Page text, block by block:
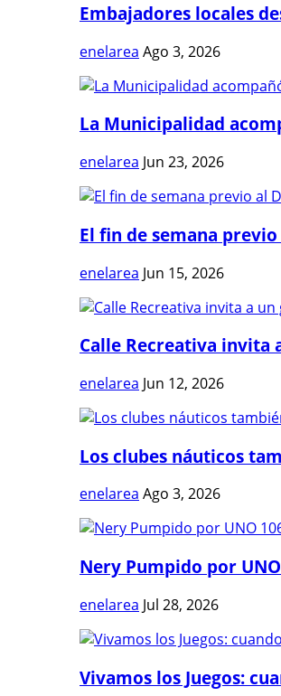
Embajadores locales
enelarea Ago 3, 2026
La Municipalidad
enelarea Jun 23, 2026
El fin de semana
enelarea Jun 15, 2026
Calle Recreativa invita
enelarea Jun 12, 2026
Los clubes náuticos
enelarea Ago 3, 2026
Nery Pumpido por
enelarea Jul 28, 2026
Vivamos los Juegos: